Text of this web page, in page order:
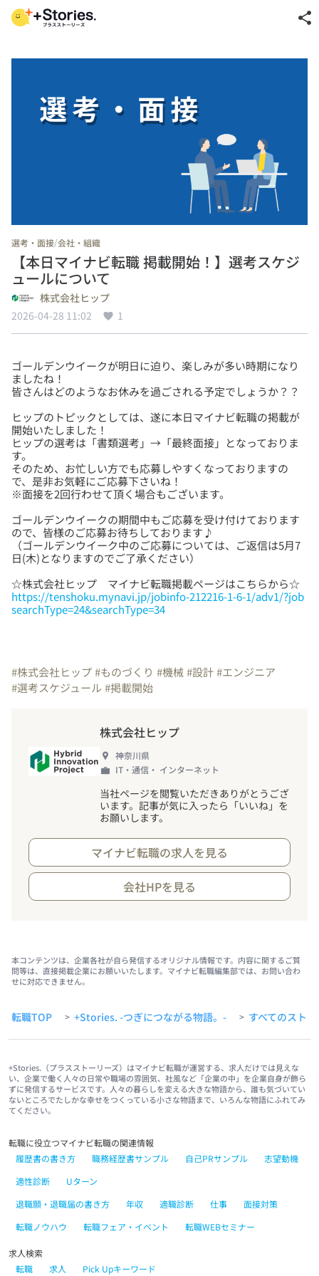
share
選考・面接/会社・組織
【本日マイナビ転職 掲載開始！】選考スケジ
ュールについて
株式会社ヒップ
2026-04-28 11:02
1
ゴールデンウイークが明日に迫り、楽しみが多い時期になり
ましたね！
ヒップのトピックとしては、遂に本日マイナビ転職の掲載が
開始いたしました！
ヒップの選考は「書類選考」→「最終面接」となっておりま
す。
そのため、お忙しい方でも応募しやすくなっておりますの
で、是非お気軽にご応募下さいね！
ゴールデンウイークの期間中もご応募を受け付けております
ので、皆様のご応募お待ちしております♪
（ゴールデンウイーク中のご応募については、ご返信は5月7
https://tenshoku.mynavi.jp/jobinfo-212216-1-6-1/adv1/?job
searchType=24&searchType=34
#株式会社ヒップ#ものづくり #機械#設計#エンジニア
#選考スケジュール #掲載開始
株式会社ヒップ
神奈川県
IT・通信・ インターネット
当社ページを閲覧いただきありがとうござ
います。記事が気に入ったら「いいね」を
お願いします。
マイナビ転職の求人を見る
会社HPを見る
本コンテンツは、企業各社が自ら発信するオリジナル情報です。内容に関するご質
問等は、直接掲載企業にお願いいたします。マイナビ転職編集部では、お問い合わ
せに対応できません。
転職TOP > +Stories. -つぎにつながる物語。- > すべてのスト
+Stories.（プラスストーリーズ）はマイナビ転職が運営する、求人だけでは見えな
い、企業で働く人々の日常や職場の雰囲気、社風など「企業の中」を企業自身が飾ら
ずに発信するサービスです。人々の暮らしを変える大きな物語から、誰も気づいてい
ないところでたしかな幸せをつくっている小さな物語まで、いろんな物語にふれてみ
てください。
転職に役立つマイナビ転職の関連情報
履歴書の書き方
職務経歴書サンプル 自己PRサンプル
志望動機
適性診断
Uターン
退職願・退職届の書き方
年収 適職診断 仕事
面接対策
転職ノウハウ
転職フェア・イベント 転職WEBセミナー
求人検索
転職
求人 Pick Upキーワード